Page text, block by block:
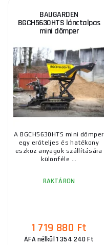
BAUGARDEN
BGCH5630HTS lánctalpas
mini dömper
A BGCH5630HTS mini dömper
egy erőteljes és hatékony
eszköz anyagok szállítására
különféle ...
RAKTÁRON
1 719 880 Ft
ÁFA nélkül 1 354 240 Ft